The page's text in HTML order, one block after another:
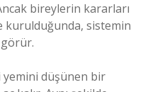
bireylerin kararları
kurulduğunda, sistemin
yemini düşünen bir